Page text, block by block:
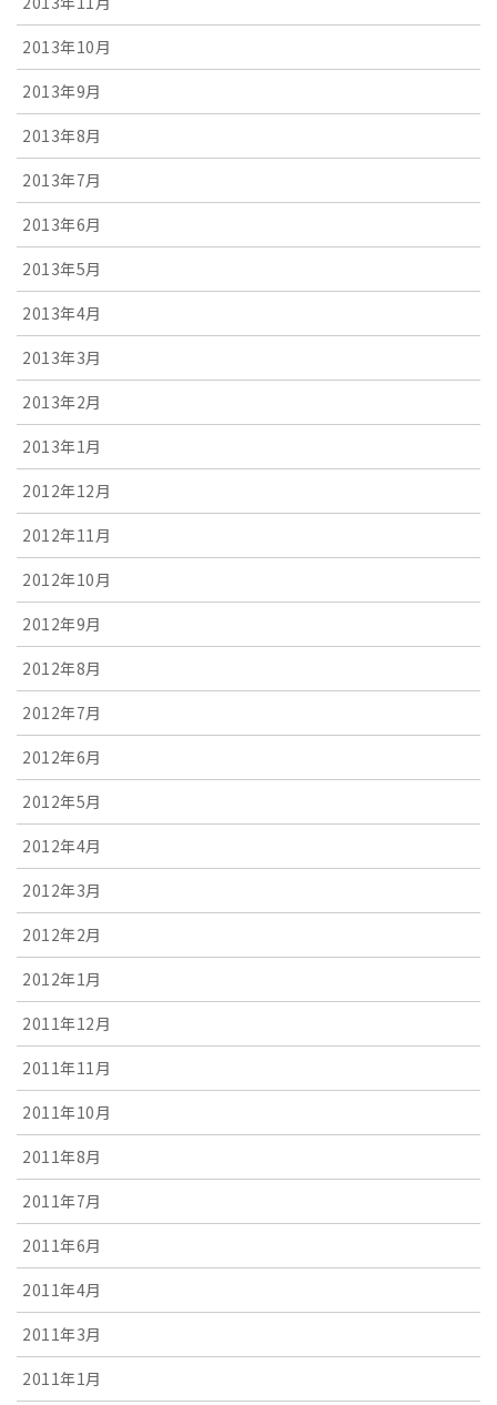
2013年10月
2013年9月
2013年8月
2013年7月
2013年6月
2013年5月
2013年4月
2013年3月
2013年2月
2013年1月
2012年12月
2012年11月
2012年10月
2012年9月
2012年8月
2012年7月
2012年6月
2012年5月
2012年4月
2012年3月
2012年2月
2012年1月
2011年12月
2011年11月
2011年10月
2011年8月
2011年7月
2011年6月
2011年4月
2011年3月
2011年1月